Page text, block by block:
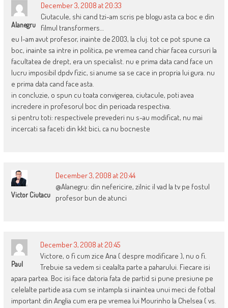
Alanegru
December 3, 2008 at 20:33
Ciutacule, shi cand tzi-am scris pe blogu asta ca boc e din
filmul transformers…
eu l-am avut profesor, inainte de 2003, la cluj. tot ce pot spune ca
boc, inainte sa intre in politica, pe vremea cand chiar facea cursuri la
facultatea de drept, era un specialist. nu e prima data cand face un
lucru imposibil dpdv fizic, si anume sa se cace in propria lui gura. nu
e prima data cand face asta.
in concluzie, o spun cu toata convigerea, ciutacule, poti avea
incredere in profesorul boc din perioada respectiva.
si pentru toti: respectivele prevederi nu s-au modificat, nu mai
incercati sa faceti din kkt bici, ca nu bocneste
Victor Ciutacu
December 3, 2008 at 20:44
@Alanegru: din nefericire, zilnic il vad la tv pe fostul
profesor bun de atunci
Paul
December 3, 2008 at 20:45
Victore, o fi cum zice Ana ( despre modificare ), nu o fi.
Trebuie sa vedem si cealalta parte a paharului. Fiecare isi
apara partea. Boc isi face datoria fata de partid si pune presiune pe
celelalte partide asa cum se intampla si inaintea unui meci de fotbal
important din Anglia cum era pe vremea lui Mourinho la Chelsea ( vs.